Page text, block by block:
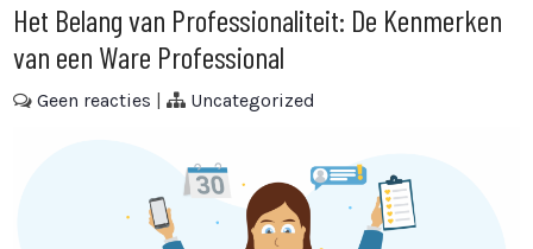
Het Belang van Professionaliteit: De Kenmerken
van een Ware Professional
Geen reacties | Uncategorized